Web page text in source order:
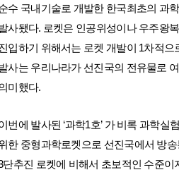
수 국내기술로 개발한 한국최초의 과
사됐다. 로켓은 인공위성이나 우주왕
입하기 위해서는 로켓 개발이 1차적으
사는 우리나라가 선진국의 전유물로
미했다.
번에 발사된 ‘과학1호’ 가 비록 과학
한 중형과학로켓으로 선진국에서 방
단추진 로켓에 비해서 초보적인 수준